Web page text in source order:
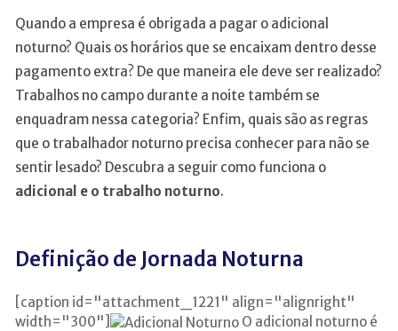
Quando a empresa é obrigada a pagar o adicional
noturno? Quais os horários que se encaixam dentro desse
pagamento extra? De que maneira ele deve ser realizado?
Trabalhos no campo durante a noite também se
enquadram nessa categoria? Enfim, quais são as regras
que o trabalhador noturno precisa conhecer para não se
sentir lesado? Descubra a seguir como funciona o
adicional e o trabalho noturno.
Definição de Jornada Noturna
[caption id="attachment_1221" align="alignright"
width="300"]
O adicional noturno é